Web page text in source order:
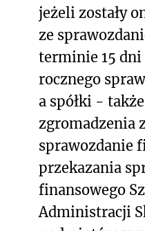
jeżeli zostały
ze
terminie 15
rocznego
a spółki -
zgromadzenia
sprawozdanie
przekazania
finansowego
Administracji